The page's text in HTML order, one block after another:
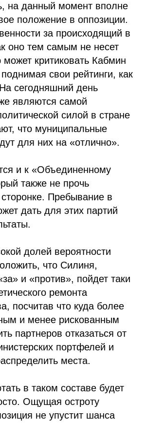
на данный момент вполне
положение в оппозиции.
за происходящий в
оно тем самым не несет
может критиковать Кабмин
свои рейтинги, как
сегодняшний день
являются самой
силой в стране
что муниципальные
для них на «отлично».
и к «Объединенному
также не прочь
сторонке. Пребывание в
дать для этих партий
долей вероятности
что Силиня,
и «против», пойдет таки
ремонта
посчитав что куда более
и менее рискованным
партнеров отказаться от
портфелей и
места.
в таком составе будет
Ощущая остроту
не упустит шанса